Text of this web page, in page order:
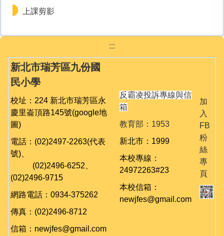
上課剪影
:::
新北市瑞芳區九份國
民小學
校址：224 新北市瑞芳區永
慶里崙頂路145號(google地
圖)
電話：(02)2497-2263(代表
號)、
(02)2496-6252、
(02)2496-9715
網路電話：0934-375262
傳真：(02)2496-8712
信箱：newjfes@gmail.com
反霸凌投訴專線與信
箱
教育部：1953
新北市：1999
本校專線：
24972263#23
本校信箱：
newjfes@gmail.com
加
入
FB
粉
絲
專
頁